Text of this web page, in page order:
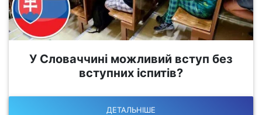
У Словаччині можливий вступ без
вступних іспитів?
ДЕТАЛЬНІШЕ